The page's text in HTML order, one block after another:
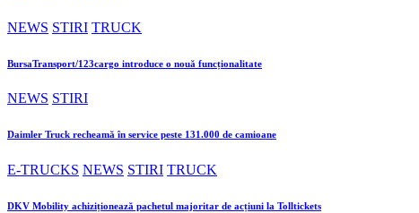
NEWS STIRI TRUCK
BursaTransport/123cargo introduce o nouă funcționalitate
NEWS STIRI
Daimler Truck recheamă în service peste 131.000 de camioane
E-TRUCKS NEWS STIRI TRUCK
DKV Mobility achiziționează pachetul majoritar de acțiuni la Tolltickets